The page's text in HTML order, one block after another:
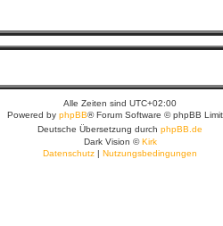
Alle Zeiten sind UTC+02:00
Powered by phpBB® Forum Software © phpBB
Deutsche Übersetzung durch phpBB.de
Dark Vision ©Kirk
Datenschutz | Nutzungsbedingungen